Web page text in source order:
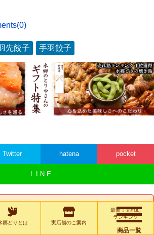
商品一覧
先餃子 手羽餃子
Twitter hatena pocket
L I N E
郷どりとは 実店舗のご案内
最新！売れ筋
ランキング